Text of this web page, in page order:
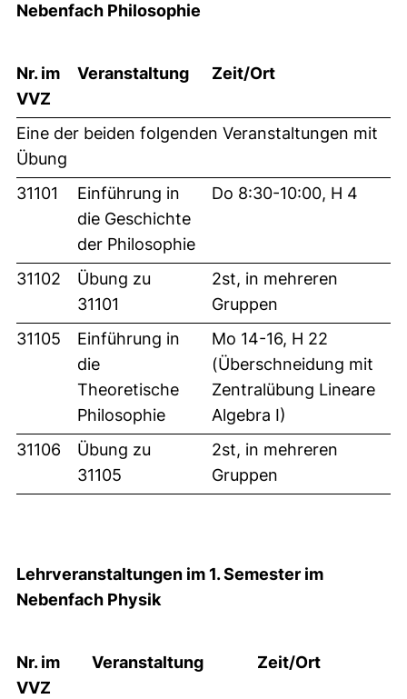
Nebenfach Philosophie
Nr. im
VVZ
Veranstaltung Zeit/Ort
Eine der beiden folgenden Veranstaltungen mit
Übung
31101
Einführung in
die Geschichte
der Philosophie
Do 8:30-10:00, H 4
31102
Übung zu
31101
2st, in mehreren
Gruppen
31105
Einführung in
die
Theoretische
Philosophie
Mo 14-16, H 22
(Überschneidung mit
Zentralübung Lineare
Algebra I)
31106
Übung zu
31105
2st, in mehreren
Gruppen
Lehrveranstaltungen im 1. Semester im
Nebenfach Physik
Nr. im
VVZ
Veranstaltung Zeit/Ort